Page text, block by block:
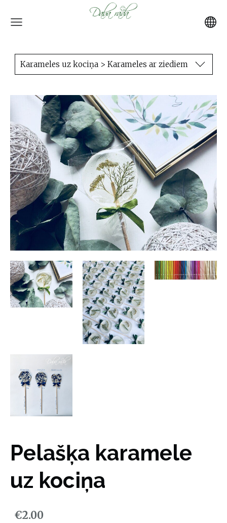
Karameles uz kociņa > Karameles ar ziediem
Pelašķa karamele
uz kociņa
€2.00